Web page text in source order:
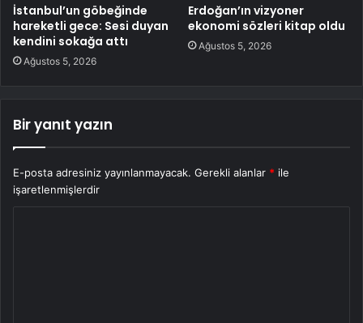
İstanbul’un göbeğinde
hareketli gece: Sesi duyan
kendini sokağa attı
Ağustos 5, 2026
Erdoğan’ın vizyoner
ekonomi sözleri kitap oldu
Ağustos 5, 2026
Bir yanıt yazın
E-posta adresiniz yayınlanmayacak. Gerekli alanlar * ile
işaretlenmişlerdir